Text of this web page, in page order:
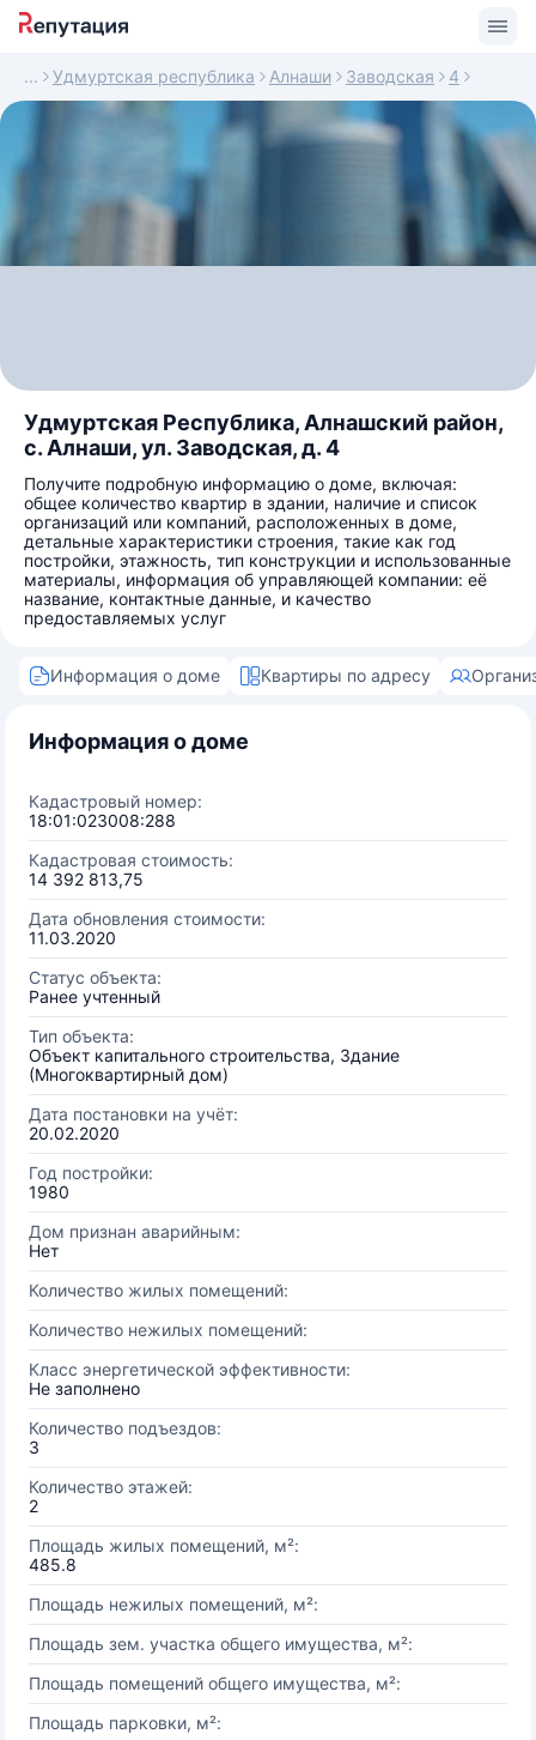
Удмуртская республика Алнаши Заводская 4
Удмуртская Республика, Алнашский район,
с. Алнаши, ул. Заводская, д. 4
Получите подробную информацию о доме, включая:
общее количество квартир в здании, наличие и список
организаций или компаний, расположенных в доме,
детальные характеристики строения, такие как год
постройки, этажность, тип конструкции и использованные
материалы, информация об управляющей компании: её
название, контактные данные, и качество
предоставляемых услуг
Информация о доме Квартиры по адресу
Информация о доме
Кадастровый номер:
18:01:023008:288
Кадастровая стоимость:
14 392 813,75
Дата обновления стоимости:
11.03.2020
Статус объекта:
Ранее учтенный
Тип объекта:
Объект капитального строительства, Здание
(Многоквартирный дом)
Дата постановки на учёт:
20.02.2020
Год постройки:
1980
Дом признан аварийным:
Нет
Количество жилых помещений:
Количество нежилых помещений:
Класс энергетической эффективности:
Не заполнено
Количество подъездов:
3
Количество этажей:
2
Площадь жилых помещений, м²:
485.8
Площадь нежилых помещений, м²:
Площадь зем. участка общего имущества, м²:
Площадь помещений общего имущества, м²:
Площадь парковки, м²: